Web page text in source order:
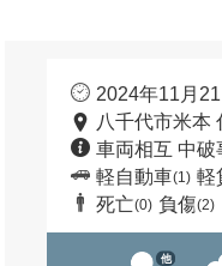
2024年11月
八千代市米本
車両相互 中破
軽自動車(1) 軽
死亡(0) 負傷(2)
他